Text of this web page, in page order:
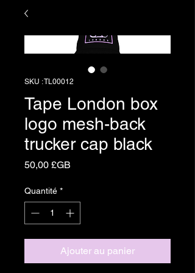
SKU : TL00012
Tape London box
logo mesh-back
trucker cap black
50,00 £GB
Quantité *
Ajouter au panier